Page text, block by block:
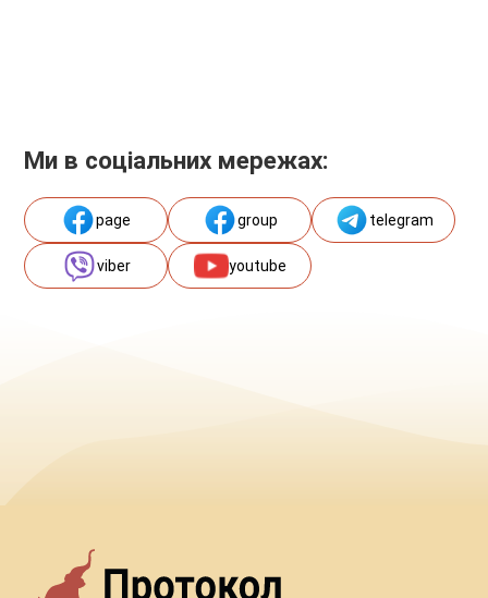
Ми в соціальних мережах:
page group telegram
viber youtube